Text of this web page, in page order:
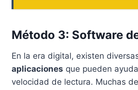
Método 3: Software
En la era digital, existen
aplicaciones que pueden
velocidad de lectura. Muchas